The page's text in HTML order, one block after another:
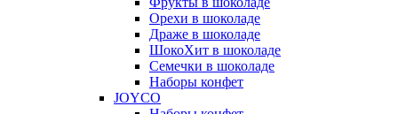
Орехи в шоколаде
Драже в шоколаде
ШокоХит в шоколаде
Семечки в шоколаде
Наборы конфет
JOYCO